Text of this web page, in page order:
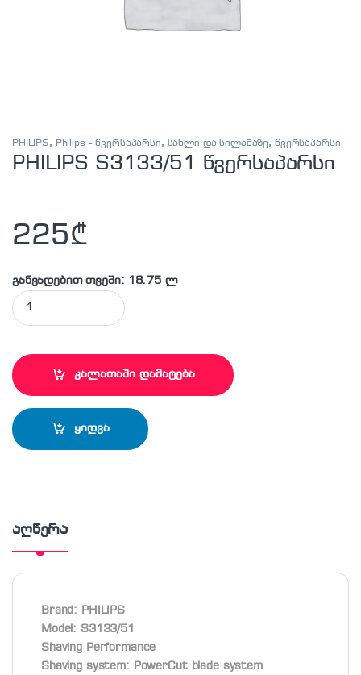
PHILIPS, Philips - წვერსაპარსი, სახლი და სილამაზე, წვერსაპარსი
PHILIPS S3133/51 წვერსაპარსი
225₾
განვადებით თვეში: 18.75 ლ
PHILIPS S3133/51 წვერსაპარსი quantity
კალათაში დამატება
ყიდვა
აღწერა
Brand: PHILIPS
Model: S3133/51
Shaving Performance
Shaving system: PowerCut blade system